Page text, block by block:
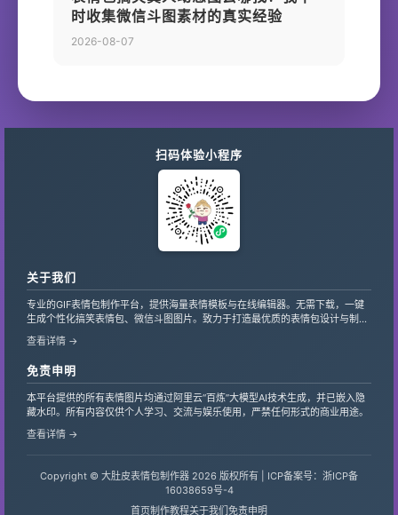
时收集微信斗图素材的真实经验
2026-08-07
扫码体验小程序
关于我们
专业的GIF表情包制作平台，提供海量表情模板与在线编辑器。无需下载，一键
生成个性化搞笑表情包、微信斗图图片。致力于打造最优质的表情包设计与制作
服务，支持自定义文字、贴纸，让创意轻松变现。
查看详情 →
免责申明
本平台提供的所有表情图片均通过阿里云“百炼”大模型AI技术生成，并已嵌入隐
藏水印。所有内容仅供个人学习、交流与娱乐使用，严禁任何形式的商业用途。
查看详情 →
Copyright © 大肚皮表情包制作器 2026 版权所有 | ICP备案号：浙ICP备
16038659号-4
首页制作教程关于我们 免责申明